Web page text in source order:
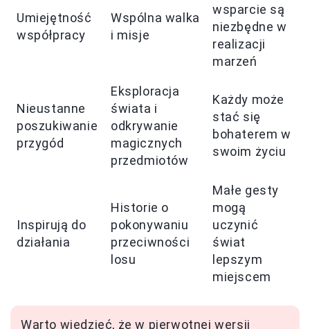
Umiejętność
współpracy
Wspólna walka
i misje
wsparcie są
niezbędne w
realizacji
marzeń
Nieustanne
poszukiwanie
przygód
Eksploracja
świata i
odkrywanie
magicznych
przedmiotów
Każdy może
stać się
bohaterem w
swoim życiu
Inspirują do
działania
Historie o
pokonywaniu
przeciwności
losu
Małe gesty
mogą
uczynić
świat
lepszym
miejscem
Warto wiedzieć, że w pierwotnej wersji